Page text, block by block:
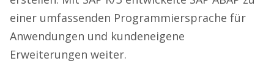
einer umfassenden Programmiersprache für
Anwendungen und kundeneigene
Erweiterungen weiter.